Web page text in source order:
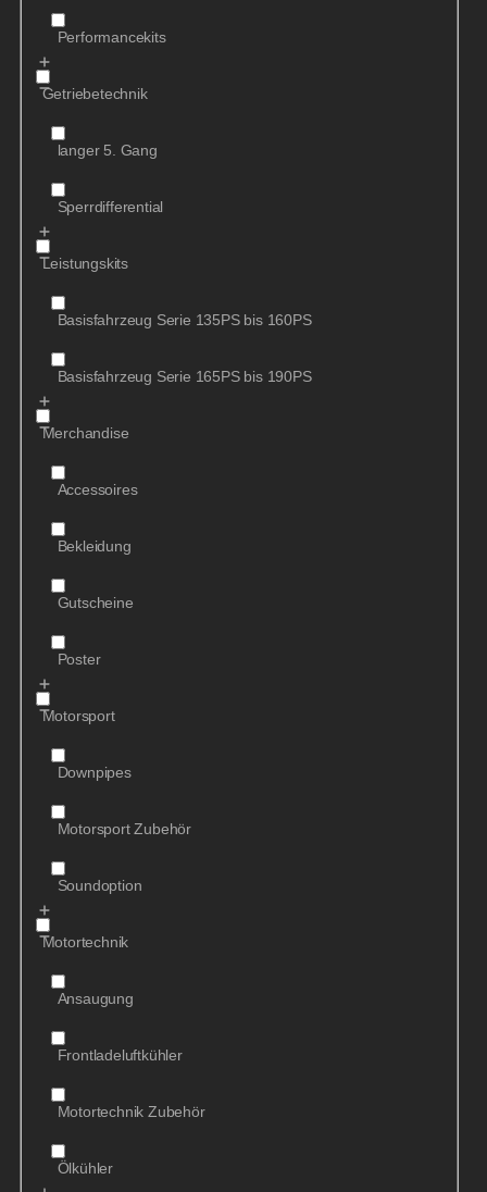
Performancekits
Getriebetechnik
langer 5. Gang
Sperrdifferential
Leistungskits
Basisfahrzeug Serie 135PS bis 160PS
Basisfahrzeug Serie 165PS bis 190PS
Merchandise
Accessoires
Bekleidung
Gutscheine
Poster
Motorsport
Downpipes
Motorsport Zubehör
Soundoption
Motortechnik
Ansaugung
Frontladeluftkühler
Motortechnik Zubehör
Ölkühler